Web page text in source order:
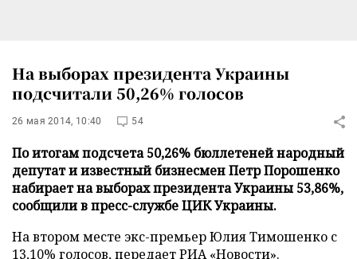
На выборах президента Украины
подсчитали 50,26% голосов
26 мая 2014, 10:40 54
По итогам подсчета 50,26% бюллетеней народный
депутат и известный бизнесмен Петр Порошенко
набирает на выборах президента Украины 53,86%,
сообщили в пресс-службе ЦИК Украины.
На втором месте экс-премьер Юлия Тимошенко с
13,10% голосов, передаетРИА «Новости».